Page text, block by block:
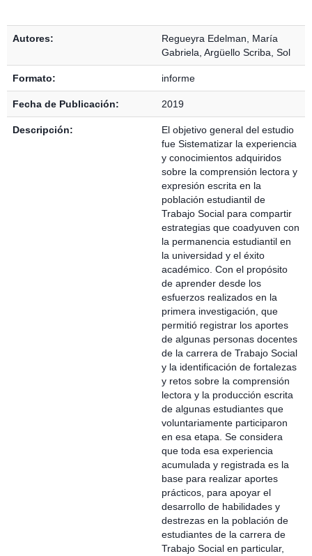
Autores:
Regueyra Edelman, María
Gabriela Argüello Scriba, Sol
Formato: informe
Fecha de Publicación: 2019
Descripción:
El objetivo general del estudio
fue Sistematizar la experiencia
y conocimientos adquiridos
sobre la comprensión lectora y
expresión escrita en la
población estudiantil de
Trabajo Social para compartir
estrategias que coadyuven con
la permanencia estudiantil en
la universidad y el éxito
académico. Con el propósito
de aprender desde los
esfuerzos realizados en la
primera investigación, que
permitió registrar los aportes
de algunas personas docentes
de la carrera de Trabajo Social
y la identificación de fortalezas
y retos sobre la comprensión
lectora y la producción escrita
de algunas estudiantes que
voluntariamente participaron
en esa etapa. Se considera
que toda esa experiencia
acumulada y registrada es la
base para realizar aportes
prácticos, para apoyar el
desarrollo de habilidades y
destrezas en la población de
estudiantes de la carrera de
Trabajo Social en particular,